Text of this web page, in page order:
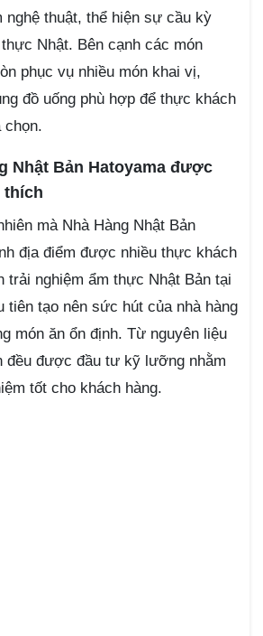
nghệ thuật, thể hiện sự cầu kỳ
Nhật. Bên cạnh các món
phục vụ nhiều món khai vị,
đồ uống phù hợp để thực khách
chọn.
Nhật Bản Hatoyama được
thích
mà Nhà Hàng Nhật Bản
địa điểm được nhiều thực khách
trải nghiệm ẩm thực Nhật Bản tại
tiên tạo nên sức hút của nhà hàng
món ăn ổn định. Từ nguyên liệu
đều được đầu tư kỹ lưỡng nhằm
tốt cho khách hàng.